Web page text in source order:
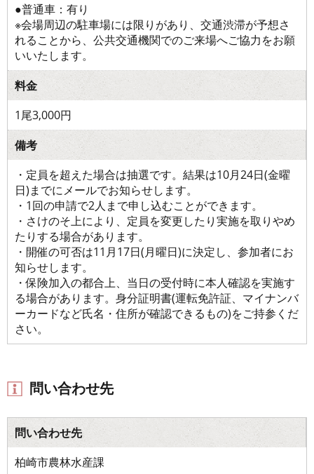
●普通車：有り
※会場周辺の駐車場には限りがあり、交通渋滞が予想さ
れることから、公共交通機関でのご来場へご協力をお願
いいたします。
料金
1尾3,000円
備考
・定員を超えた場合は抽選です。結果は10月24日(金曜
日)までにメールでお知らせします。
・1回の申請で2人まで申し込むことができます。
・さけのそ上により、定員を変更したり実施を取りやめ
たりする場合があります。
・開催の可否は11月17日(月曜日)に決定し、参加者にお
知らせします。
・保険加入の都合上、当日の受付時に本人確認を実施す
る場合があります。身分証明書(運転免許証、マイナンバ
ーカードなど氏名・住所が確認できるもの)をご持参くだ
さい。
問い合わせ先
問い合わせ先
柏崎市農林水産課